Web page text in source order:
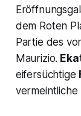
dem Roten
Partie des
Maurizio.
eifersüchtige